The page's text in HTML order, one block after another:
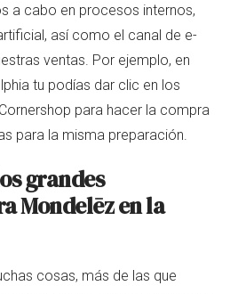
a cabo en procesos internos,
así como el canal de e-
ventas. Por ejemplo, en
tu podías dar clic en los
para hacer la compra
para la misma preparación.
grandes
Mondelēz en la
cosas, más de las que